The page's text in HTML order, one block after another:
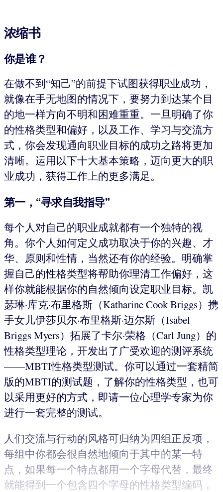
浓缩书
你是谁？
在做不到“知己”的前提下试图获得职业成功，
就像在手无地图的情况下，要努力到达某个目
的地一样方向不明和困难重重。一旦明确了你
的性格类型和偏好，以及工作、学习与交流方
式，你会发现通向职业目标的成功之路将更加
清晰。运用以下十大基本策略，迈向更大的职
业成功，获得工作上的更多满足。
第一，“寻求自我指导”
每个人对自己的职业成就都有一个独特的视
角。你个人如何定义成功取决于你的兴趣、才
华、原则和性情，当然还有你的经验。明确掌
握自己的性格类型将帮助你理清工作偏好，这
样你就能根据你的自然倾向设定职业目标。凯
瑟琳·库克·布里格斯（Katharine Cook Briggs）携
手女儿伊莎贝尔·布里格斯·迈尔斯（Isabel
Briggs Myers）拓展了卡尔·荣格（Carl Jung）的
性格类型理论，开发出了广受欢迎的测评系统
——MBTI性格类型测试。你可以通过一套精简
版的MBTI的测试题，了解你的性格类型，也可
以采用更好的方式，即请一位心理学专家为你
进行一套完整的测试。
人们交流与行动的风格可归纳为四组正反项，
每组中你都会很自然地倾向于其中的某一特
点，如果每一个特点都用一个字母代替，最终
就能得到一个包含四个字母的性格类型编码，